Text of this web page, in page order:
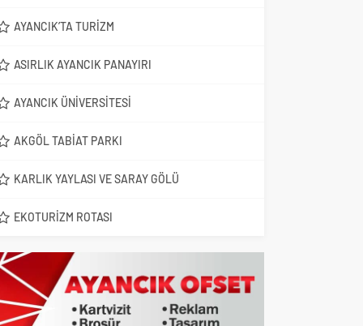
AYANCIK’TA TURIZM
ASIRLIK AYANCIK PANAYIRI
AYANCIK ÜNIVERSITESI
AKGÖL TABIAT PARKI
KARLIK YAYLASI VE SARAY GÖLÜ
EKOTURIZM ROTASI